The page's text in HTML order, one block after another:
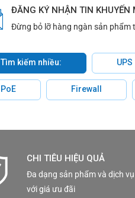
ĐĂNG KÝ NHẬN TIN KHUYẾN
Đừng bỏ lỡ hàng ngàn sản phẩm
Tìm kiếm nhiều: UPS
PoE Firewall
CHI TIÊU HIỆU QUẢ
Đa dạng sản phẩm và dịch
với giá ưu đãi